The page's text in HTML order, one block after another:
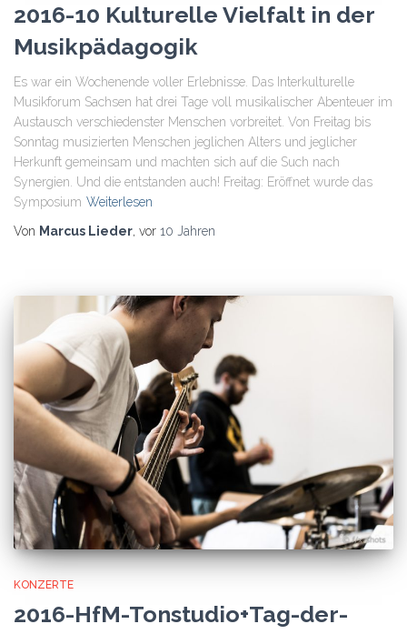
2016-10 Kulturelle Vielfalt in der
Musikpädagogik
Es war ein Wochenende voller Erlebnisse. Das Interkulturelle
Musikforum Sachsen hat drei Tage voll musikalischer Abenteuer im
Austausch verschiedenster Menschen vorbreitet. Von Freitag bis
Sonntag musizierten Menschen jeglichen Alters und jeglicher
Herkunft gemeinsam und machten sich auf die Such nach
Synergien. Und die entstanden auch! Freitag: Eröffnet wurde das
Symposium Weiterlesen
Von Marcus Lieder, vor 10 Jahren
KONZERTE
2016-HfM-Tonstudio+Tag-der-